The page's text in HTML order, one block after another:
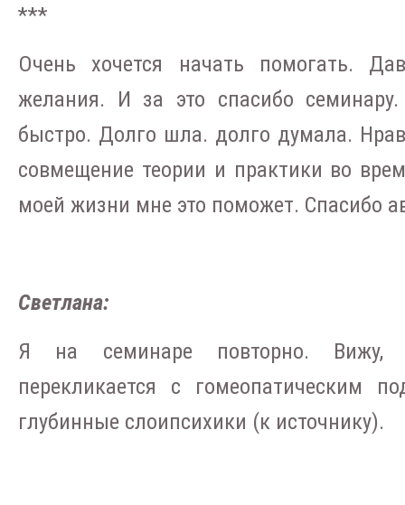
***
Очень хочется начать помогать.
желания. И за это спасибо
быстро. Долго шла. долго думала.
совмещение теории и практики во
моей жизни мне это поможет. Спасибо
Светлана:
Я на семинаре повторно. Вижу,
перекликается с гомеопатическим
глубинные слоипсихики (к источнику).